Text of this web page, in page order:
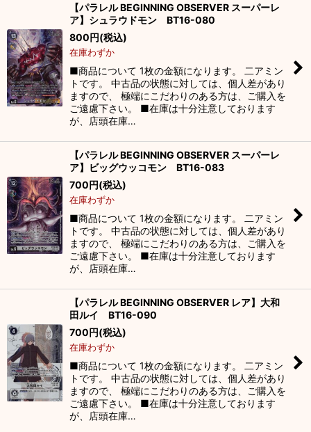
【パラレル BEGINNING OBSERVER スーパーレ
ア】シュラウドモン BT16-080
800円(税込)
在庫わずか
■商品について 1枚の金額になります。 二アミン
トです。 中古品の状態に対しては、個人差があり
ますので、 極端にこだわりのある方は、ご購入を
ご遠慮下さい。 ■在庫は十分注意しております
が、店頭在庫…
【パラレル BEGINNING OBSERVER スーパーレ
ア】ビッグウッコモン BT16-083
700円(税込)
在庫わずか
■商品について 1枚の金額になります。 二アミン
トです。 中古品の状態に対しては、個人差があり
ますので、 極端にこだわりのある方は、ご購入を
ご遠慮下さい。 ■在庫は十分注意しております
が、店頭在庫…
【パラレル BEGINNING OBSERVER レア】大和
田ルイ BT16-090
700円(税込)
在庫わずか
■商品について 1枚の金額になります。 二アミン
トです。 中古品の状態に対しては、個人差があり
ますので、 極端にこだわりのある方は、ご購入を
ご遠慮下さい。 ■在庫は十分注意しております
が、店頭在庫…